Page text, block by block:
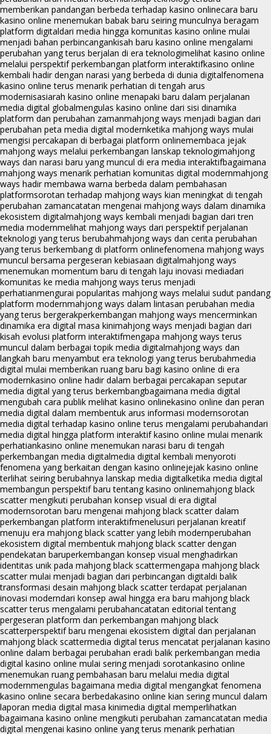
memberikan pandangan berbeda terhadap kasino onlinecara baru
kasino online menemukan babak baru seiring munculnya beragam
platform digitaldari media hingga komunitas kasino online mulai
menjadi bahan perbincangankisah baru kasino online mengalami
perubahan yang terus berjalan di era teknologimelihat kasino online
melalui perspektif perkembangan platform interaktifkasino online
kembali hadir dengan narasi yang berbeda di dunia digitalfenomena
kasino online terus menarik perhatian di tengah arus
modernisasiarah kasino online menapaki baru dalam perjalanan
media digital globalmengulas kasino online dari sisi dinamika
platform dan perubahan zamanmahjong ways menjadi bagian dari
perubahan peta media digital modernketika mahjong ways mulai
mengisi percakapan di berbagai platform onlinemembaca jejak
mahjong ways melalui perkembangan lanskap teknologimahjong
ways dan narasi baru yang muncul di era media interaktifbagaimana
mahjong ways menarik perhatian komunitas digital modernmahjong
ways hadir membawa warna berbeda dalam pembahasan
platformsorotan terhadap mahjong ways kian meningkat di tengah
perubahan zamancatatan mengenai mahjong ways dalam dinamika
ekosistem digitalmahjong ways kembali menjadi bagian dari tren
media modernmelihat mahjong ways dari perspektif perjalanan
teknologi yang terus berubahmahjong ways dan cerita perubahan
yang terus berkembang di platform onlinefenomena mahjong ways
muncul bersama pergeseran kebiasaan digitalmahjong ways
menemukan momentum baru di tengah laju inovasi mediadari
komunitas ke media mahjong ways terus menjadi
perhatianmengurai popularitas mahjong ways melalui sudut pandang
platform modernmahjong ways dalam lintasan perubahan media
yang terus bergerakperkembangan mahjong ways mencerminkan
dinamika era digital masa kinimahjong ways menjadi bagian dari
kisah evolusi platform interaktifmengapa mahjong ways terus
muncul dalam berbagai topik media digitalmahjong ways dan
langkah baru menyambut era teknologi yang terus berubahmedia
digital mulai memberikan ruang baru bagi kasino online di era
modernkasino online hadir dalam berbagai percakapan seputar
media digital yang terus berkembangbagaimana media digital
mengubah cara publik melihat kasino onlinekasino online dan peran
media digital dalam membentuk arus informasi modernsorotan
media digital terhadap kasino online terus mengalami perubahandari
media digital hingga platform interaktif kasino online mulai menarik
perhatiankasino online menemukan narasi baru di tengah
perkembangan media digitalmedia digital kembali menyoroti
fenomena yang berkaitan dengan kasino onlinejejak kasino online
terlihat seiring berubahnya lanskap media digitalketika media digital
membangun perspektif baru tentang kasino onlinemahjong black
scatter mengikuti perubahan konsep visual di era digital
modernsorotan baru mengenai mahjong black scatter dalam
perkembangan platform interaktifmenelusuri perjalanan kreatif
menuju era mahjong black scatter yang lebih modernperubahan
ekosistem digital membentuk mahjong black scatter dengan
pendekatan baruperkembangan konsep visual menghadirkan
identitas unik pada mahjong black scattermengapa mahjong black
scatter mulai menjadi bagian dari perbincangan digitaldi balik
transformasi desain mahjong black scatter terdapat perjalanan
inovasi moderndari konsep awal hingga era baru mahjong black
scatter terus mengalami perubahancatatan editorial tentang
pergeseran platform dan perkembangan mahjong black
scatterperspektif baru mengenai ekosistem digital dan perjalanan
mahjong black scattermedia digital terus mencatat perjalanan kasino
online dalam berbagai perubahan eradi balik perkembangan media
digital kasino online mulai sering menjadi sorotankasino online
menemukan ruang pembahasan baru melalui media digital
modernmengulas bagaimana media digital mengangkat fenomena
kasino online secara berbedakasino online kian sering muncul dalam
laporan media digital masa kinimedia digital memperlihatkan
bagaimana kasino online mengikuti perubahan zamancatatan media
digital mengenai kasino online yang terus menarik perhatian